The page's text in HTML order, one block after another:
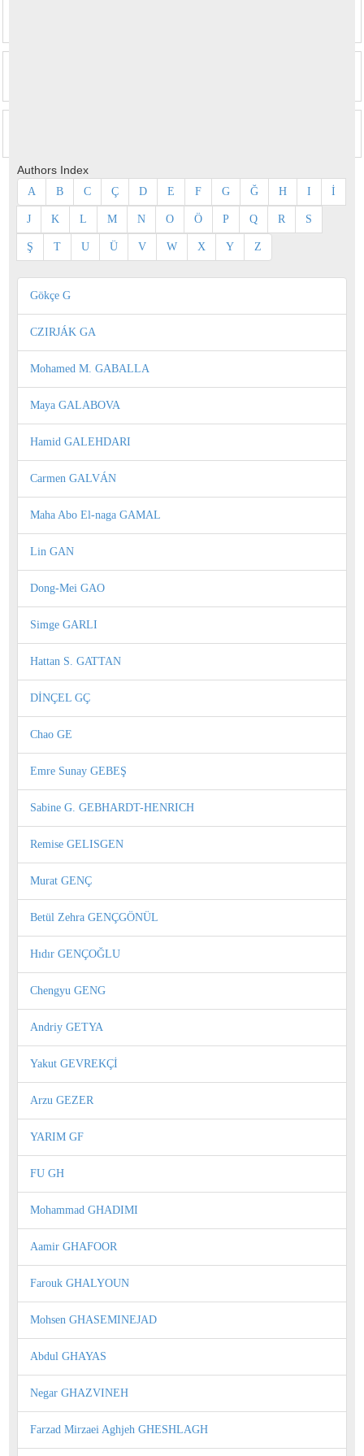
Authors Index
A B C Ç D E F G Ğ H I İ
J K L M N O Ö P Q R S
Ş T U Ü V W X Y Z
Gökçe G
CZIRJÁK GA
Mohamed M. GABALLA
Maya GALABOVA
Hamid GALEHDARI
Carmen GALVÁN
Maha Abo El-naga GAMAL
Lin GAN
Dong-Mei GAO
Simge GARLI
Hattan S. GATTAN
DİNÇEL GÇ
Chao GE
Emre Sunay GEBEŞ
Sabine G. GEBHARDT-HENRICH
Remise GELISGEN
Murat GENÇ
Betül Zehra GENÇGÖNÜL
Hıdır GENÇOĞLU
Chengyu GENG
Andriy GETYA
Yakut GEVREKÇİ
Arzu GEZER
YARIM GF
FU GH
Mohammad GHADIMI
Aamir GHAFOOR
Farouk GHALYOUN
Mohsen GHASEMINEJAD
Abdul GHAYAS
Negar GHAZVINEH
Farzad Mirzaei Aghjeh GHESHLAGH